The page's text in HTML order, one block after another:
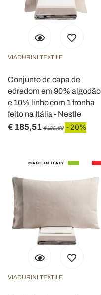
VIADURINI TEXTILE
Conjunto de capa de
edredom em 90% algodão
e 10% linho com 1 fronha
feito na Itália - Nestle
€ 185,51 € 231,89 - 20%
VIADURINI TEXTILE